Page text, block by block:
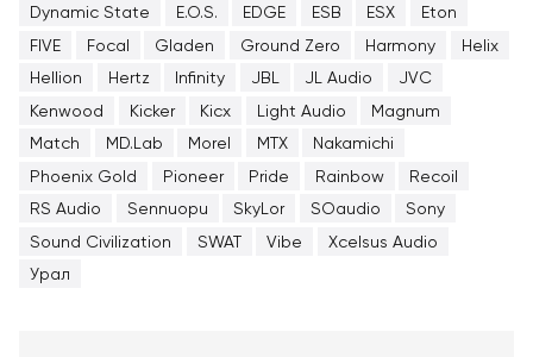
Dynamic State
E.O.S. EDGE ESB ESX
Eton
FIVE
Focal Gladen Ground Zero Harmony
Helix
Hellion
Hertz Infinity JBL JL Audio
JVC
Kenwood
Kicker Kicx Light Audio
Magnum
Match
MD.Lab Morel MTX
Nakamichi
Phoenix Gold
Pioneer Pride Rainbow
Recoil
RS Audio
Sennuopu SkyLor SOaudio
Sony
Sound Civilization
SWAT Vibe
Xcelsus Audio
Урал